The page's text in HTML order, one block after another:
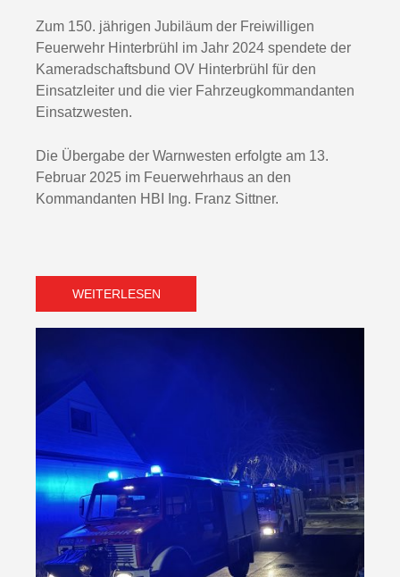
Zum 150. jährigen Jubiläum der Freiwilligen
Feuerwehr Hinterbrühl im Jahr 2024 spendete der
Kameradschaftsbund OV Hinterbrühl für den
Einsatzleiter und die vier Fahrzeugkommandanten
Einsatzwesten.
Die Übergabe der Warnwesten erfolgte am 13.
Februar 2025 im Feuerwehrhaus an den
Kommandanten HBI Ing. Franz Sittner.
WEITERLESEN